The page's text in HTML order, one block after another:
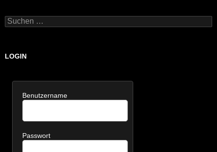
Suchen
nach:
LOGIN
Benutzername
Passwort